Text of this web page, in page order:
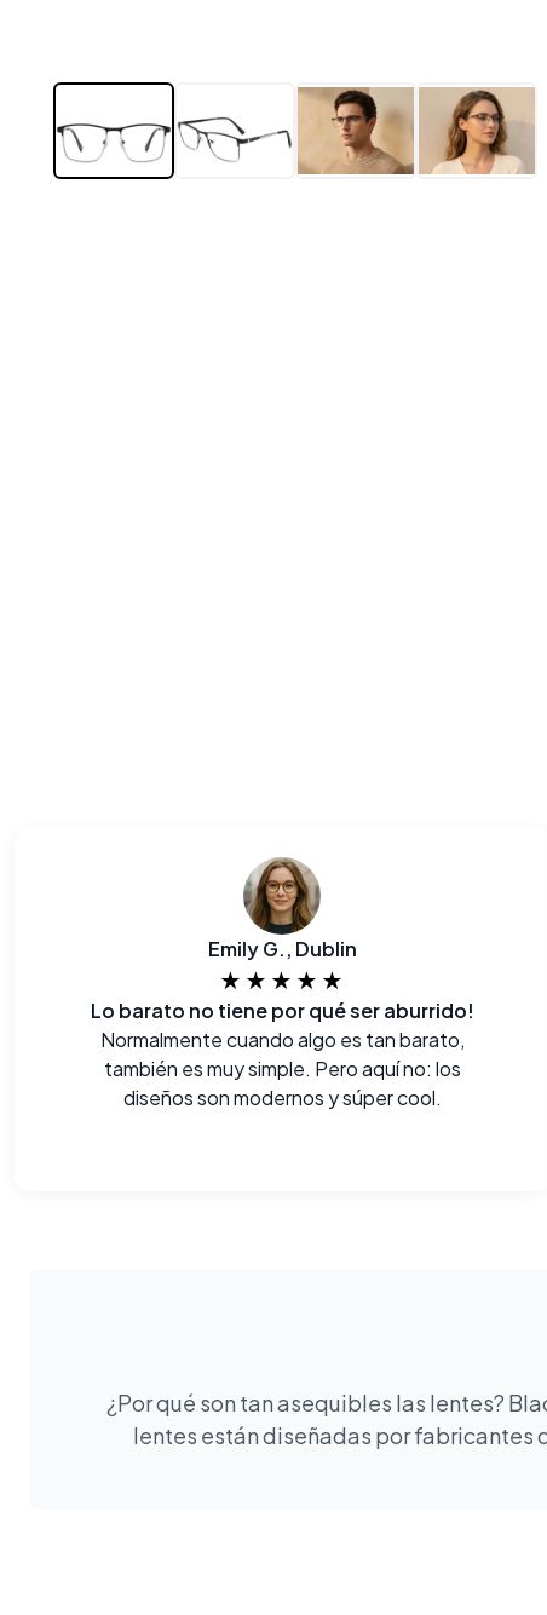
Emily G., Dublin
★★★★★
Lo barato no tiene por qué ser aburrido!
Normalmente cuando algo es tan barato,
también es muy simple. Pero aquí no: los
diseños son modernos y súper cool.
¿Por qué son tan asequibles las lentes?
lentes están diseñadas por fabricantes